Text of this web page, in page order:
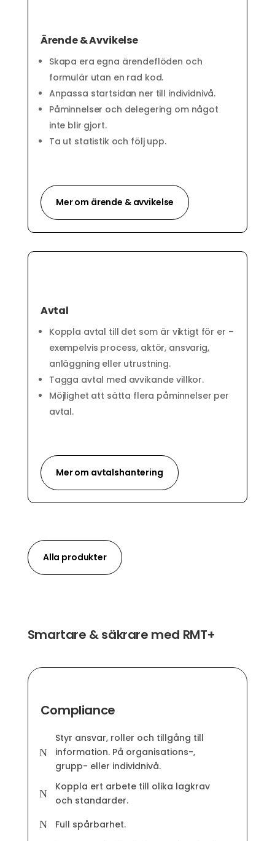
Ärende & Avvikelse
Skapa era egna ärendeflöden och
formulär utan en rad kod.
Anpassa startsidan ner till individnivå.
Påminnelser och delegering om något
inte blir gjort.
Ta ut statistik och följ upp.
Mer om ärende & avvikelse
Avtal
Koppla avtal till det som är viktigt för er –
exempelvis process, aktör, ansvarig,
anläggning eller utrustning.
Tagga avtal med avvikande villkor.
Möjlighet att sätta flera påminnelser per
avtal.
Mer om avtalshantering
Alla produkter
Smartare & säkrare med RMT+
Compliance
N
Styr ansvar, roller och tillgång till
information. På organisations-,
grupp- eller individnivå.
N
Koppla ert arbete till olika lagkrav
och standarder.
N
Full spårbarhet.